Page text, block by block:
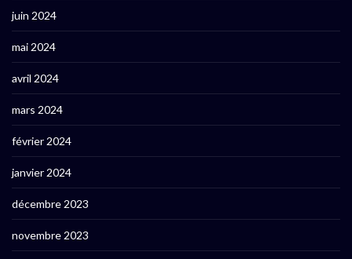
juin 2024
mai 2024
avril 2024
mars 2024
février 2024
janvier 2024
décembre 2023
novembre 2023